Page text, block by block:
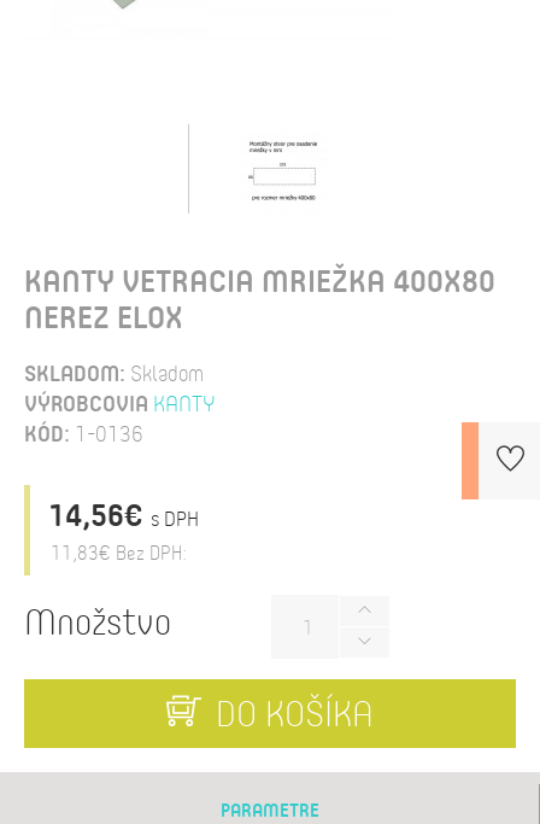
KANTY VETRACIA MRIEŽKA 400X80
NEREZ ELOX
SKLADOM: Skladom
VÝROBCOVIA KANTY
KÓD: 1-0136
14,56€ s DPH
11,83€ Bez DPH:
Množstvo
DO KOŠÍKA
PARAMETRE